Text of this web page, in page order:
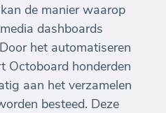
de manier waarop
dashboards
het automatiseren
Octoboard honderden
aan het verzamelen
besteed. Deze